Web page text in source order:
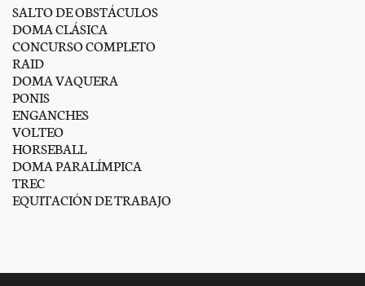
SALTO DE OBSTÁCULOS
DOMA CLÁSICA
CONCURSO COMPLETO
RAID
DOMA VAQUERA
PONIS
ENGANCHES
VOLTEO
HORSEBALL
DOMA PARALÍMPICA
TREC
EQUITACIÓN DE TRABAJO